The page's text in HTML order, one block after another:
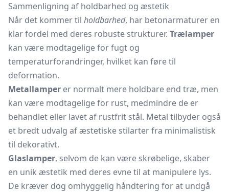
Sammenligning af holdbarhed og æstetik
Når det kommer til holdbarhed, har betonarmaturer en
klar fordel med deres robuste strukturer. Trælamper
kan være modtagelige for fugt og
temperaturforandringer, hvilket kan føre til
deformation.
Metallamper er normalt mere holdbare end træ, men
kan være modtagelige for rust, medmindre de er
behandlet eller lavet af rustfrit stål. Metal tilbyder også
et bredt udvalg af æstetiske stilarter fra minimalistisk
til dekorativt.
Glaslamper, selvom de kan være skrøbelige, skaber
en unik æstetik med deres evne til at manipulere lys.
De kræver dog omhyggelig håndtering for at undgå